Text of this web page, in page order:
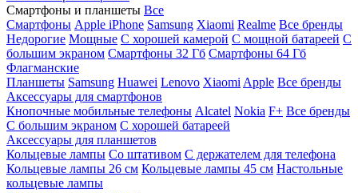
Смартфоны и планшеты Все
Смартфоны Apple iPhone Samsung Xiaomi Realme Все бренды
Недорогие Мощные С хорошей камерой С мощной батареей С
большим экраном Смартфоны 32 Гб Смартфоны 64 Гб
Флагманские
Планшеты Samsung Huawei Lenovo Xiaomi Apple Все бренды
Аксессуары для смартфонов
Кнопочные мобильные телефоны Alcatel Nokia F+ Все бренды
С большим экраном С хорошей батареей
Аксессуары для планшетов
Кольцевые лампы Со штативом C держателем для телефона
Кольцевые лампы 26 см Кольцевые лампы 45 см Настольные
кольцевые лампы